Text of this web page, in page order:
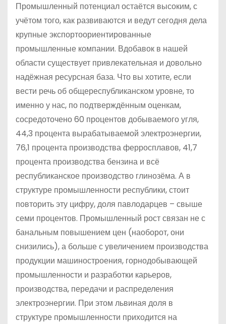
Промышленный потенциал остаётся высоким, с
учётом того, как развиваются и ведут сегодня дела
крупные экспортоориентированные
промышленные компании. Вдобавок в нашей
области существует привлекательная и довольно
надёжная ресурсная база. Что вы хотите, если
вести речь об общереспубликанском уровне, то
именно у нас, по подтверждённым оценкам,
сосредоточено 60 процентов добываемого угля,
44,3 процента вырабатываемой электроэнергии,
76,1 процента производства ферросплавов, 41,7
процента производства бензина и всё
республиканское производство глинозёма. А в
структуре промышленности республики, стоит
повторить эту цифру, доля павлодарцев – свыше
семи процентов. Промышленный рост связан не с
банальным повышением цен (наоборот, они
снизились), а больше с увеличением производства
продукции машиностроения, горнодобывающей
промышленности и разработки карьеров,
производства, передачи и распределения
электроэнергии. При этом львиная доля в
структуре промышленности приходится на